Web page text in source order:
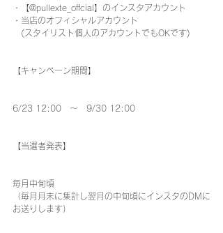
・【@pullexte_offcial】のインスタアカウント
・当店のオフィシャルアカウント
(スタイリスト個人のアカウントでもOKです)
【キャンペーン期間】
6/23 12:00　～　9/30 12:00
【当選者発表】
毎月中旬頃
（毎月月末に集計し翌月の中旬頃にインスタのDMに
お送りします）